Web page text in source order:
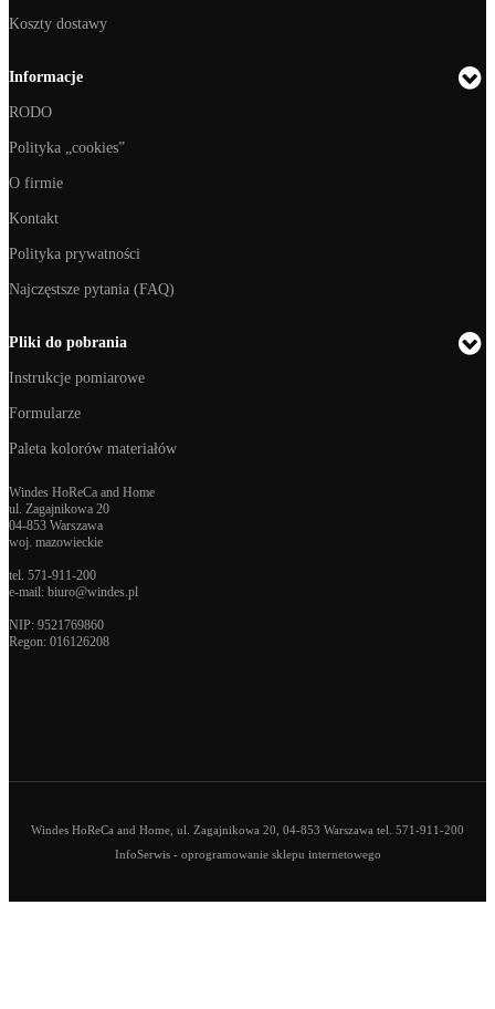
Koszty dostawy
Informacje
RODO
Polityka „cookies”
O firmie
Kontakt
Polityka prywatności
Najczęstsze pytania (FAQ)
Pliki do pobrania
Instrukcje pomiarowe
Formularze
Paleta kolorów materiałów
Windes HoReCa and Home
ul. Zagajnikowa 20
04-853 Warszawa
woj. mazowieckie
tel. 571-911-200
e-mail: biuro@windes.pl
NIP: 9521769860
Regon: 016126208
Windes HoReCa and Home, ul. Zagajnikowa 20, 04-853 Warszawa tel. 571-911-200
InfoSerwis- oprogramowanie sklepu internetowego